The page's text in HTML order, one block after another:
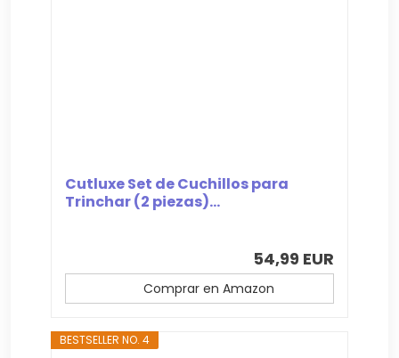
Cutluxe Set de Cuchillos para
Trinchar (2 piezas)...
54,99 EUR
Comprar en Amazon
BESTSELLER NO. 4